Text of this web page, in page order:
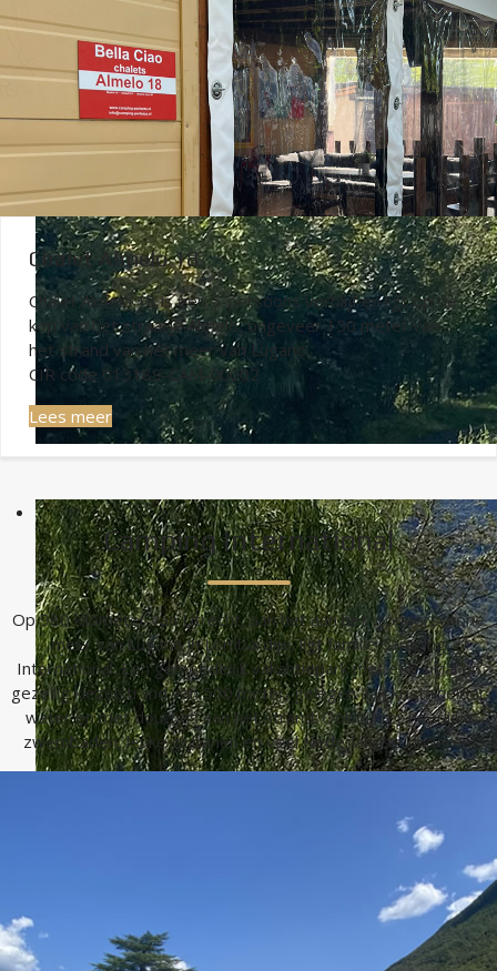
Chalet Almelo 18
Chalet Almelo 18 is een 5-persoons verblijf en ligt op de
kop van het straatje Almelo, ongeveer 150 meter van
het strand van het meer van Lugano.
CIR code 013189-CAM-00002
Lees meer
Camping International
Op 980 kilometer van Utrecht, aan het aan het wonderschone
meer van Lugano in Lombardije, ligt familie Camping
International. Een gemoedelijk vakantiepark met een smal en
gezellig kiezelstrand van 500 meter, gelegen aan kristalhelder
water en met douches aan het strand. Ook zijn er heerlijke
zwembaden, leuke glijbanen en veel Nederlandse kinderen.